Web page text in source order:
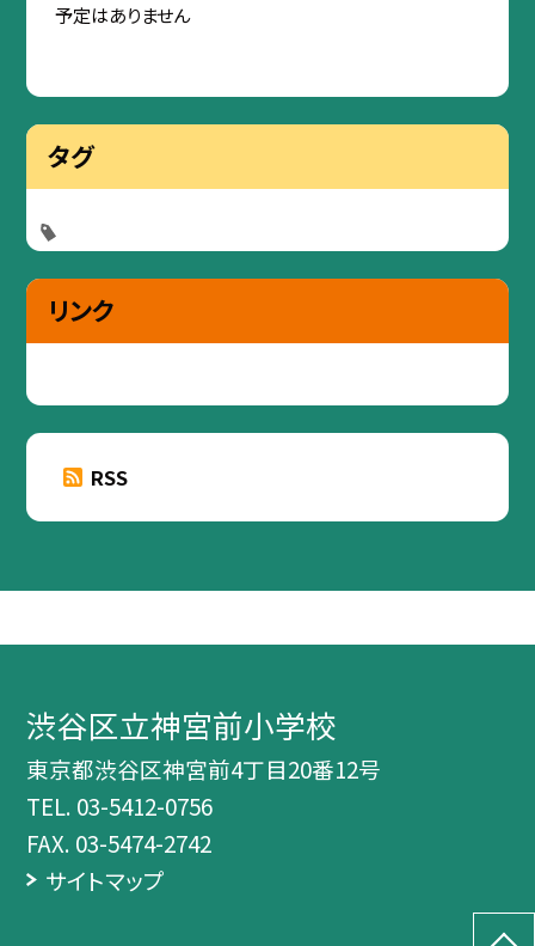
予定はありません
タグ
リンク
RSS
渋谷区立神宮前小学校
東京都渋谷区神宮前4丁目20番12号
TEL. 03-5412-0756
FAX. 03-5474-2742
サイトマップ